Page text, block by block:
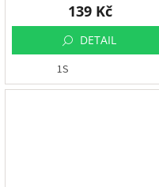
139 Kč
DETAIL
1S